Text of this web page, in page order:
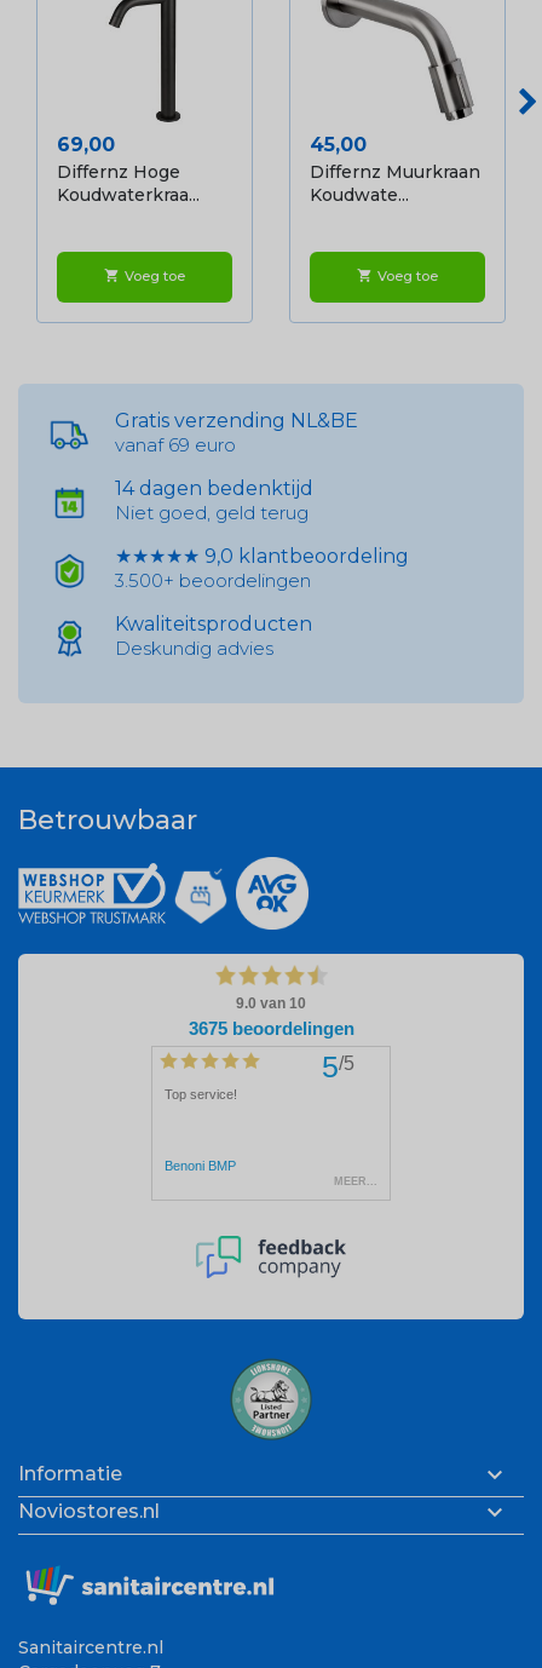
Prijs
69,00
Differnz Hoge
Koudwaterkraa...
shopping_cart Voeg toe
Prijs
45,00
Differnz Muurkraan
Koudwate...
shopping_cart Voeg toe
Gratis verzending NL&BE
vanaf 69 euro
14 dagen bedenktijd
Niet goed, geld terug
★★★★★ 9,0 klantbeoordeling
3.500+ beoordelingen
Kwaliteitsproducten
Deskundig advies
Betrouwbaar
Informatie 
Noviostores.nl 
Sanitaircentre.nl